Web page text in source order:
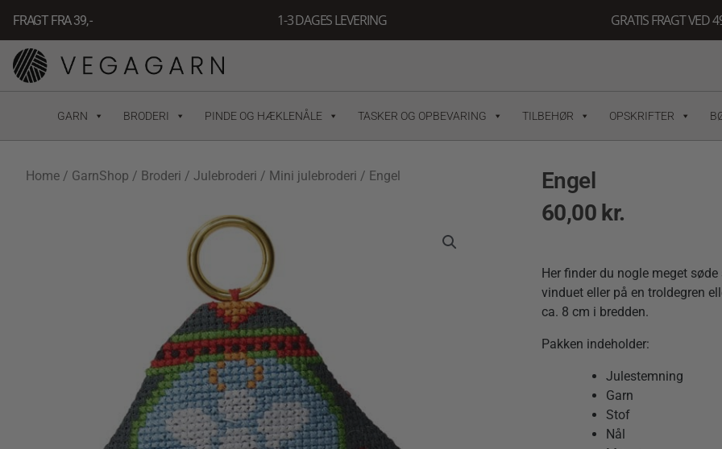
indholdet
FRAGT FRA 39, - 1-3 DAGES LEVERING GRATIS FRAGT VED
GARN BRODERI PINDE OG HÆKLENÅLE TASKER OG OPBEVARING TILBEHØR OPSKRIFTER
Home / GarnShop / Broderi / Julebroderi / Mini julebroderi / Engel
Engel
60,00 kr.
Her finder du nogle meget
vinduet eller på en troldegren
ca. 8 cm i bredden.
Pakken indeholder:
Julestemning
Garn
Stof
Nål